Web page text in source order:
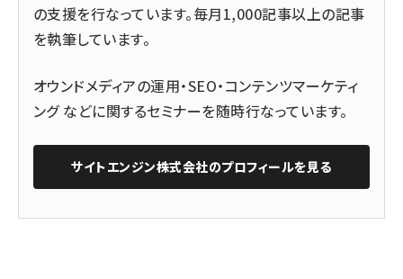
の支援を行なっています。毎月1,000記事以上の記事
を執筆しています。
オウンドメディアの運用・SEO・コンテンツマーケティ
ング などに関するセミナーを随時行なっています。
サイトエンジン株式会社のプロフィールを見る